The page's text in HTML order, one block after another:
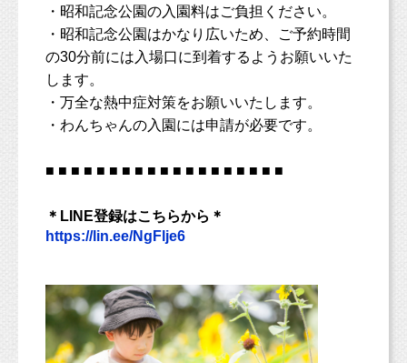
・昭和記念公園の入園料はご負担ください。
・昭和記念公園はかなり広いため、ご予約時間
の30分前には入場口に到着するようお願いいた
します。
・万全な熱中症対策をお願いいたします。
・わんちゃんの入園には申請が必要です。
■ ■ ■ ■ ■ ■ ■ ■ ■ ■ ■ ■ ■ ■ ■ ■ ■ ■ ■
＊LINE登録はこちらから＊
https://lin.ee/NgFlje6